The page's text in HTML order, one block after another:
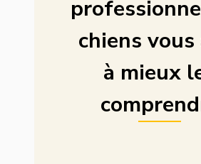
chiens vous
à mieux